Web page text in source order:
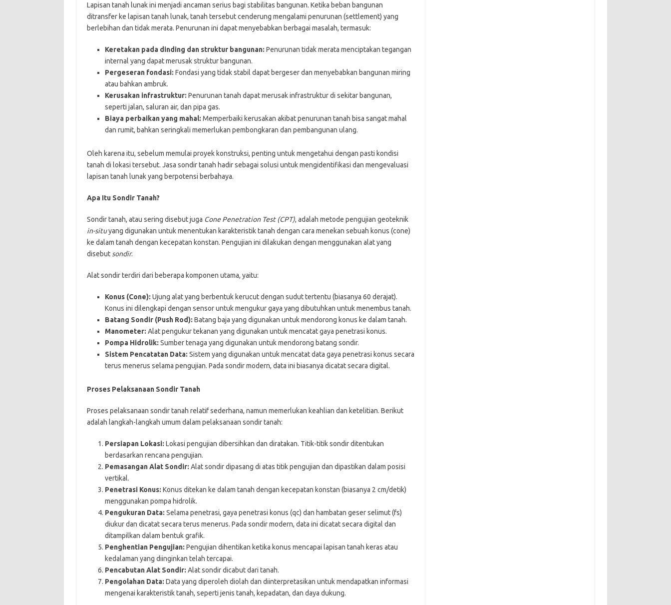
Lapisan tanah lunak ini menjadi ancaman serius bagi stabilitas bangunan. Ketika beban bangunan
ditransfer ke lapisan tanah lunak, tanah tersebut cenderung mengalami penurunan (settlement) yang
berlebihan dan tidak merata. Penurunan ini dapat menyebabkan berbagai masalah, termasuk:
Keretakan pada dinding dan struktur bangunan: Penurunan tidak merata menciptakan tegangan
internal yang dapat merusak struktur bangunan.
Pergeseran fondasi: Fondasi yang tidak stabil dapat bergeser dan menyebabkan bangunan miring
atau bahkan ambruk.
Kerusakan infrastruktur: Penurunan tanah dapat merusak infrastruktur di sekitar bangunan,
seperti jalan, saluran air, dan pipa gas.
Biaya perbaikan yang mahal: Memperbaiki kerusakan akibat penurunan tanah bisa sangat mahal
dan rumit, bahkan seringkali memerlukan pembongkaran dan pembangunan ulang.
Oleh karena itu, sebelum memulai proyek konstruksi, penting untuk mengetahui dengan pasti kondisi
tanah di lokasi tersebut. Jasa sondir tanah hadir sebagai solusi untuk mengidentifikasi dan mengevaluasi
lapisan tanah lunak yang berpotensi berbahaya.
Apa Itu Sondir Tanah?
Sondir tanah, atau sering disebut juga Cone Penetration Test (CPT), adalah metode pengujian geoteknik
in-situyang digunakan untuk menentukan karakteristik tanah dengan cara menekan sebuah konus (cone)
ke dalam tanah dengan kecepatan konstan. Pengujian ini dilakukan dengan menggunakan alat yang
disebut sondir.
Alat sondir terdiri dari beberapa komponen utama, yaitu:
Konus (Cone): Ujung alat yang berbentuk kerucut dengan sudut tertentu (biasanya 60 derajat).
Konus ini dilengkapi dengan sensor untuk mengukur gaya yang dibutuhkan untuk menembus tanah.
Batang Sondir (Push Rod): Batang baja yang digunakan untuk mendorong konus ke dalam tanah.
Manometer: Alat pengukur tekanan yang digunakan untuk mencatat gaya penetrasi konus.
Pompa Hidrolik: Sumber tenaga yang digunakan untuk mendorong batang sondir.
Sistem Pencatatan Data: Sistem yang digunakan untuk mencatat data gaya penetrasi konus secara
terus menerus selama pengujian. Pada sondir modern, data ini biasanya dicatat secara digital.
Proses Pelaksanaan Sondir Tanah
Proses pelaksanaan sondir tanah relatif sederhana, namun memerlukan keahlian dan ketelitian. Berikut
adalah langkah-langkah umum dalam pelaksanaan sondir tanah:
Persiapan Lokasi: Lokasi pengujian dibersihkan dan diratakan. Titik-titik sondir ditentukan
berdasarkan rencana pengujian.
Pemasangan Alat Sondir: Alat sondir dipasang di atas titik pengujian dan dipastikan dalam posisi
vertikal.
Penetrasi Konus: Konus ditekan ke dalam tanah dengan kecepatan konstan (biasanya 2 cm/detik)
menggunakan pompa hidrolik.
Pengukuran Data: Selama penetrasi, gaya penetrasi konus (qc) dan hambatan geser selimut (fs)
diukur dan dicatat secara terus menerus. Pada sondir modern, data ini dicatat secara digital dan
ditampilkan dalam bentuk grafik.
Penghentian Pengujian: Pengujian dihentikan ketika konus mencapai lapisan tanah keras atau
kedalaman yang diinginkan telah tercapai.
Pencabutan Alat Sondir: Alat sondir dicabut dari tanah.
Pengolahan Data: Data yang diperoleh diolah dan diinterpretasikan untuk mendapatkan informasi
mengenai karakteristik tanah, seperti jenis tanah, kepadatan, dan daya dukung.